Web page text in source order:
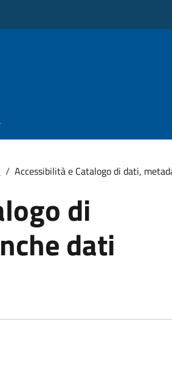
/ Accessibilità e Catalogo di dati,
di
dati